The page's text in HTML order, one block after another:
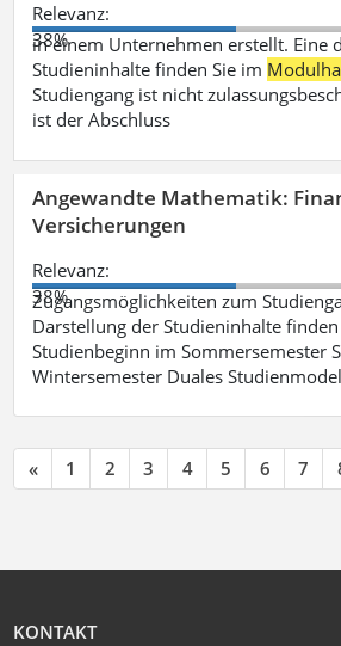
Relevanz:
38%
in einem Unternehmen erstellt. Eine
Studieninhalte finden Sie im
Studiengang ist nicht
ist der Abschluss
Angewandte Mathematik:
Versicherungen
Relevanz:
38%
Zugangsmöglichkeiten zum
Darstellung der Studieninhalte finden
Studienbeginn im Sommersemester
Wintersemester Duales
« 1 2 3 4 5 6 7
KONTAKT